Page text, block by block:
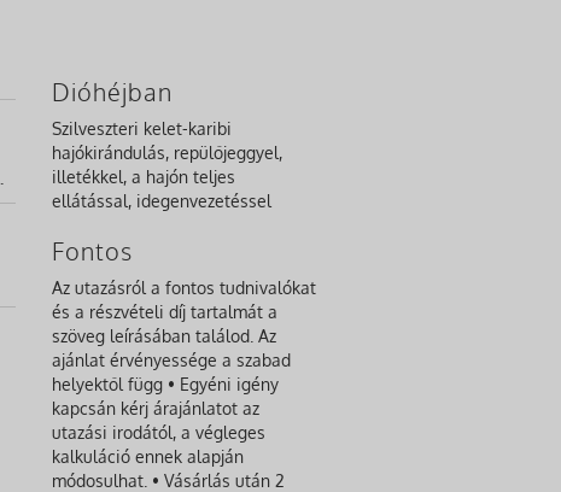
Dióhéjban
Szilveszteri kelet-karibi
hajókirándulás, repülőjeggyel,
illetékkel, a hajón teljes
ellátással, idegenvezetéssel
Fontos
Az utazásról a fontos tudnivalókat
és a részvételi díj tartalmát a
szöveg leírásában találod. Az
ajánlat érvényessége a szabad
helyektől függ • Egyéni igény
kapcsán kérj árajánlatot az
utazási irodától, a végleges
kalkuláció ennek alapján
módosulhat. • Vásárlás után 2